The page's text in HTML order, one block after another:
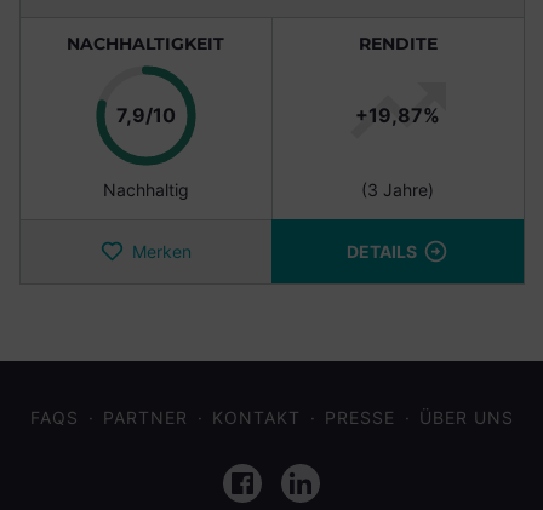
NACHHALTIGKEIT
7,9/10Punkte
Nachhaltig
RENDITE
+19,87%
(3 Jahre)
Merken DETAILS
FAQS PARTNER KONTAKT PRESSE ÜBER UNS
FacebookLinkedIn